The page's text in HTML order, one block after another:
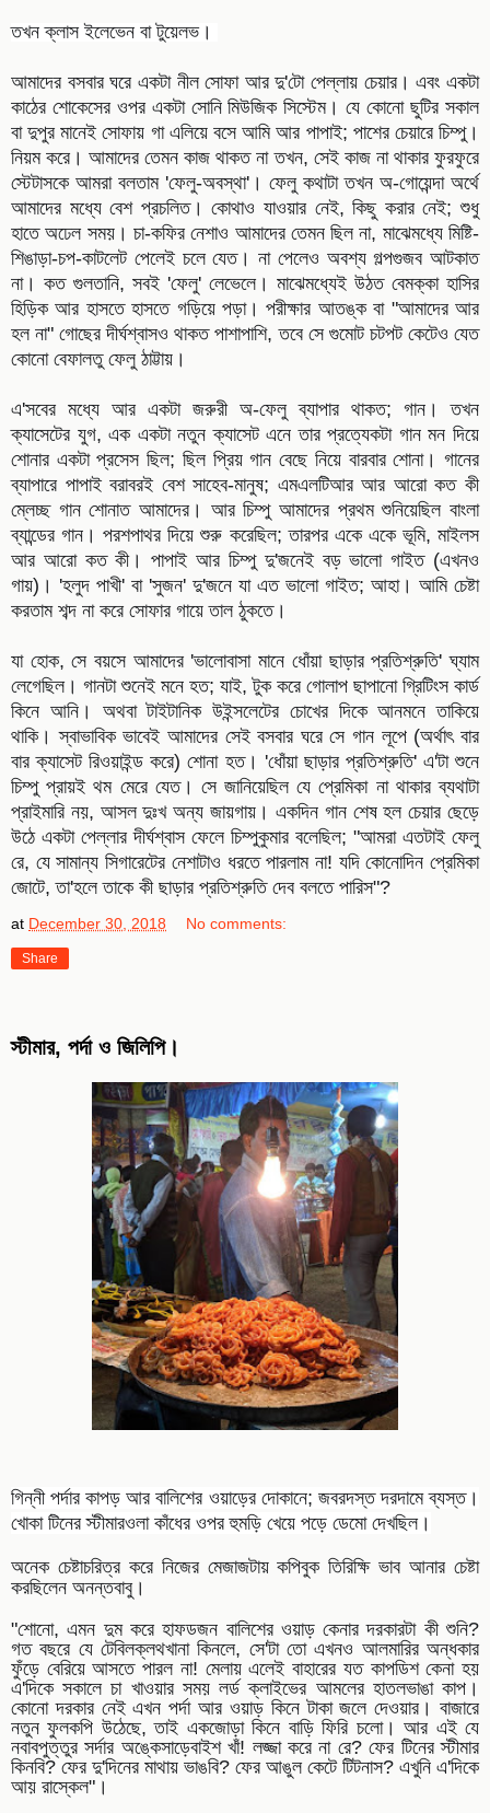
তখন ক্লাস ইলেভেন বা টুয়েলভ।
আমাদের বসবার ঘরে একটা নীল সোফা আর দু'টো পেল্লায় চেয়ার। এবং একটা
কাঠের শোকেসের ওপর একটা সোনি মিউজিক সিস্টেম। যে কোনো ছুটির সকাল
বা দুপুর মানেই সোফায় গা এলিয়ে বসে আমি আর পাপাই; পাশের চেয়ারে চিম্পু।
নিয়ম করে। আমাদের তেমন কাজ থাকত না তখন, সেই কাজ না থাকার ফুরফুরে
স্টেটাসকে আমরা বলতাম 'ফেলু-অবস্থা'। ফেলু কথাটা তখন অ-গোয়েন্দা অর্থে
আমাদের মধ্যে বেশ প্রচলিত। কোথাও যাওয়ার নেই, কিছু করার নেই; শুধু
হাতে অঢেল সময়। চা-কফির নেশাও আমাদের তেমন ছিল না, মাঝেমধ্যে মিষ্টি-
শিঙাড়া-চপ-কাটলেট পেলেই চলে যেত। না পেলেও অবশ্য গল্পগুজব আটকাত
না। কত গুলতানি, সবই 'ফেলু' লেভেলে। মাঝেমধ্যেই উঠত বেমক্কা হাসির
হিড়িক আর হাসতে হাসতে গড়িয়ে পড়া। পরীক্ষার আতঙ্ক বা "আমাদের আর
হল না" গোছের দীর্ঘশ্বাসও থাকত পাশাপাশি, তবে সে গুমোট চটপট কেটেও যেত
কোনো বেফালতু ফেলু ঠাট্টায়।
এ'সবের মধ্যে আর একটা জরুরী অ-ফেলু ব্যাপার থাকত; গান। তখন
ক্যাসেটের যুগ, এক একটা নতুন ক্যাসেট এনে তার প্রত্যেকটা গান মন দিয়ে
শোনার একটা প্রসেস ছিল; ছিল প্রিয় গান বেছে নিয়ে বারবার শোনা। গানের
ব্যাপারে পাপাই বরাবরই বেশ সাহেব-মানুষ; এমএলটিআর আর আরো কত কী
ম্লেচ্ছ গান শোনাত আমাদের। আর চিম্পু আমাদের প্রথম শুনিয়েছিল বাংলা
ব্যান্ডের গান। পরশপাথর দিয়ে শুরু করেছিল; তারপর একে একে ভূমি, মাইলস
আর আরো কত কী। পাপাই আর চিম্পু দু'জনেই বড় ভালো গাইত (এখনও
গায়)। 'হলুদ পাখী' বা 'সুজন' দু'জনে যা এত ভালো গাইত; আহা। আমি চেষ্টা
করতাম শব্দ না করে সোফার গায়ে তাল ঠুকতে।
যা হোক, সে বয়সে আমাদের 'ভালোবাসা মানে ধোঁয়া ছাড়ার প্রতিশ্রুতি' ঘ্যাম
লেগেছিল। গানটা শুনেই মনে হত; যাই, টুক করে গোলাপ ছাপানো গ্রিটিংস কার্ড
কিনে আনি। অথবা টাইটানিক উইন্সলেটের চোখের দিকে আনমনে তাকিয়ে
থাকি। স্বাভাবিক ভাবেই আমাদের সেই বসবার ঘরে সে গান লূপে (অর্থাৎ বার
বার ক্যাসেট রিওয়াইন্ড করে) শোনা হত। 'ধোঁয়া ছাড়ার প্রতিশ্রুতি' এ'টা শুনে
চিম্পু প্রায়ই থম মেরে যেত। সে জানিয়েছিল যে প্রেমিকা না থাকার ব্যথাটা
প্রাইমারি নয়, আসল দুঃখ অন্য জায়গায়। একদিন গান শেষ হল চেয়ার ছেড়ে
উঠে একটা পেল্লার দীর্ঘশ্বাস ফেলে চিম্পুকুমার বলেছিল; "আমরা এতটাই ফেলু
রে, যে সামান্য সিগারেটের নেশাটাও ধরতে পারলাম না! যদি কোনোদিন প্রেমিকা
জোটে, তা'হলে তাকে কী ছাড়ার প্রতিশ্রুতি দেব বলতে পারিস"?
at December 30, 2018 No comments:
Share
স্টীমার, পর্দা ও জিলিপি।
গিন্নী পর্দার কাপড় আর বালিশের ওয়াড়ের দোকানে; জবরদস্ত দরদামে ব্যস্ত।
খোকা টিনের স্টীমারওলা কাঁধের ওপর হুমড়ি খেয়ে পড়ে ডেমো দেখছিল।
অনেক চেষ্টাচরিত্র করে নিজের মেজাজটায় কপিবুক তিরিক্ষি ভাব আনার চেষ্টা
করছিলেন অনন্তবাবু।
"শোনো, এমন দুম করে হাফডজন বালিশের ওয়াড় কেনার দরকারটা কী শুনি?
গত বছরে যে টেবিলক্লথখানা কিনলে, সে'টা তো এখনও আলমারির অন্ধকার
ফুঁড়ে বেরিয়ে আসতে পারল না! মেলায় এলেই বাহারের যত কাপডিশ কেনা হয়
এ'দিকে সকালে চা খাওয়ার সময় লর্ড ক্লাইভের আমলের হাতলভাঙা কাপ।
কোনো দরকার নেই এখন পর্দা আর ওয়াড় কিনে টাকা জলে দেওয়ার। বাজারে
নতুন ফুলকপি উঠেছে, তাই একজোড়া কিনে বাড়ি ফিরি চলো। আর এই যে
নবাবপুত্তুর সর্দার অঙ্কেসাড়েবাইশ খাঁ! লজ্জা করে না রে? ফের টিনের স্টীমার
কিনবি? ফের দু'দিনের মাথায় ভাঙবি? ফের আঙুল কেটে টিটনাস? এখুনি এ'দিকে
আয় রাস্কেল"।